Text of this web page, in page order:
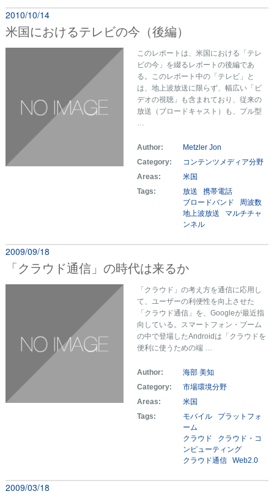
2010/10/14
米国におけるテレビの今（後編）
このレポートは、米国における「テレ
ビの今」を綴るレポートの後編であ
る。このレポート中の「テレビ」と
は、地上波放送に限らず、幅広い「ビ
デオの視聴」も含まれており、従来の
放送（ブロードキャスト）も、プル型
…
Author:
Metzler Jon
Category:
コンテンツメディア分野
Areas:
米国
Tags:
放送
携帯電話
ブロードバンド
周波数
地上波放送
マルチチャ
ンネル
2009/09/18
「クラウド通信」の時代は来るか
「クラウド」の考え方を通信に応用し
て、ユーザーの利便性を向上させた
「クラウド通信」を、Googleが最近指
向している。スマートフォン・ブーム
の中で登場したAndroidは「クラウドを
便利に使うための端 …
Author:
海部 美知
Category:
市場環境分野
Areas:
米国
Tags:
モバイル
プラットフォ
ーム
クラウド
クラウド・コ
ンピューティング
クラウド通信
Web2.0
2009/03/18